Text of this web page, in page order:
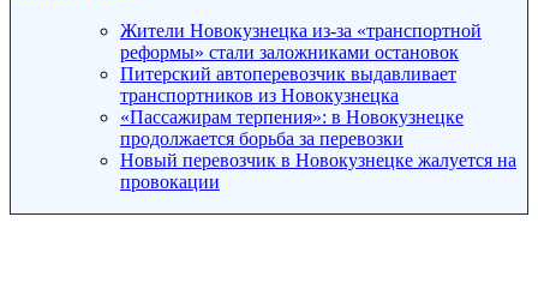
Жители Новокузнецка из-за «транспортной
реформы» стали заложниками остановок
Питерский автоперевозчик выдавливает
транспортников из Новокузнецка
«Пассажирам терпения»: в Новокузнецке
продолжается борьба за перевозки
Новый перевозчик в Новокузнецке жалуется на
провокации